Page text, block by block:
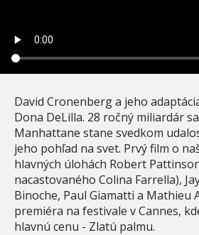
David Cronenberg a jeho
Dona DeLilla. 28 ročný miliardár
Manhattane stane svedkom
jeho pohľad na svet. Prvý film o
hlavných úlohách Robert
nacastovaného Colina Farrella),
Binoche, Paul Giamatti a Mathieu
premiéra na festivale v Cannes,
hlavnú cenu - Zlatú palmu.